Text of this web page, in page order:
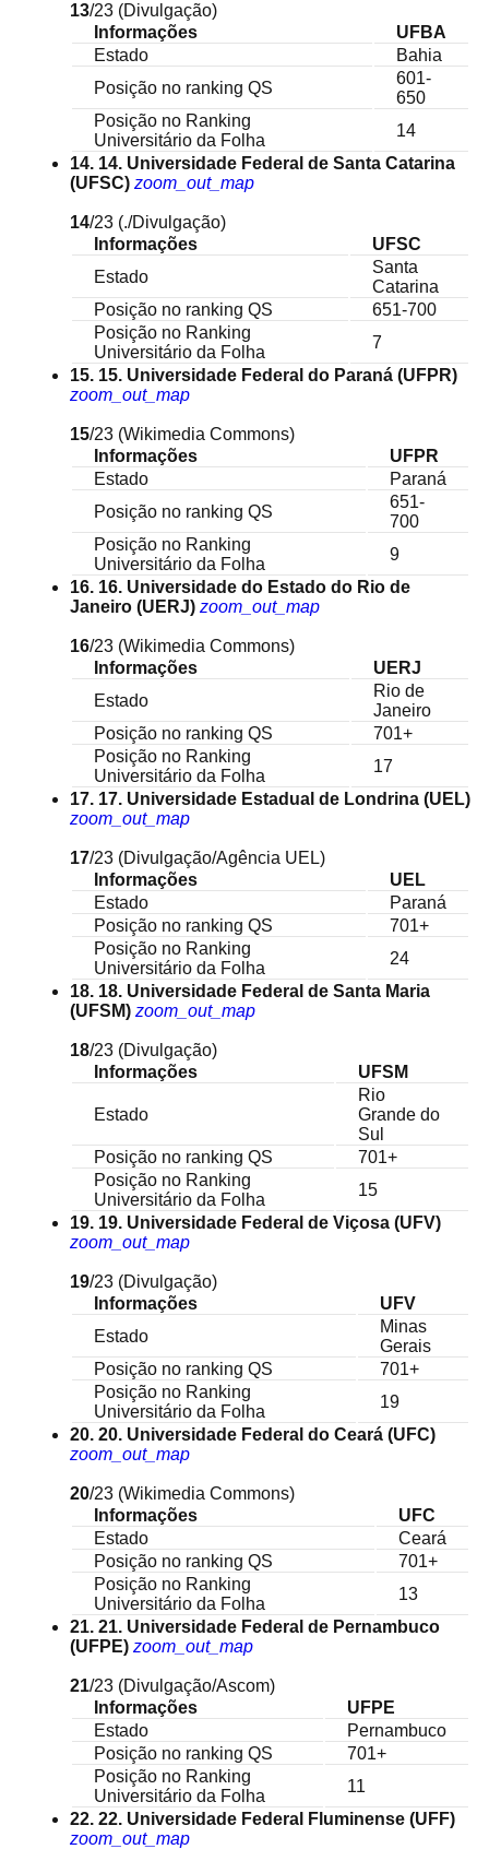
13/23 (Divulgação)
Informações
UFBA
Estado
Bahia
Posição no ranking QS
601-
650
Posição no Ranking
Universitário da Folha
14
14. 14. Universidade Federal de Santa Catarina
(UFSC) zoom_out_map
14/23 (./Divulgação)
Informações
UFSC
Estado
Santa
Catarina
Posição no ranking QS
651-700
Posição no Ranking
Universitário da Folha
7
15. 15. Universidade Federal do Paraná (UFPR)
zoom_out_map
15/23 (Wikimedia Commons)
Informações
UFPR
Estado
Paraná
Posição no ranking QS
651-
700
Posição no Ranking
Universitário da Folha
9
16. 16. Universidade do Estado do Rio de
Janeiro (UERJ) zoom_out_map
16/23 (Wikimedia Commons)
Informações
UERJ
Estado
Rio de
Janeiro
Posição no ranking QS
701+
Posição no Ranking
Universitário da Folha
17
17. 17. Universidade Estadual de Londrina (UEL)
zoom_out_map
17/23 (Divulgação/Agência UEL)
Informações
UEL
Estado
Paraná
Posição no ranking QS
701+
Posição no Ranking
Universitário da Folha
24
18. 18. Universidade Federal de Santa Maria
(UFSM) zoom_out_map
18/23 (Divulgação)
Informações
UFSM
Estado
Rio
Grande do
Sul
Posição no ranking QS
701+
Posição no Ranking
Universitário da Folha
15
19. 19. Universidade Federal de Viçosa (UFV)
zoom_out_map
19/23 (Divulgação)
Informações
UFV
Estado
Minas
Gerais
Posição no ranking QS
701+
Posição no Ranking
Universitário da Folha
19
20. 20. Universidade Federal do Ceará (UFC)
zoom_out_map
20/23 (Wikimedia Commons)
Informações
UFC
Estado
Ceará
Posição no ranking QS
701+
Posição no Ranking
Universitário da Folha
13
21. 21. Universidade Federal de Pernambuco
(UFPE) zoom_out_map
21/23 (Divulgação/Ascom)
Informações
UFPE
Estado
Pernambuco
Posição no ranking QS
701+
Posição no Ranking
Universitário da Folha
11
22. 22. Universidade Federal Fluminense (UFF)
zoom_out_map